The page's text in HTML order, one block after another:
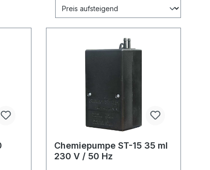
Chemiepumpe ST-15 35 ml
230 V / 50 Hz